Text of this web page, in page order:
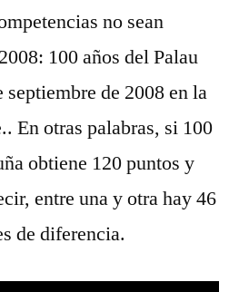
no sean
100 años del Palau
de 2008 en la
En otras palabras, si 100
obtiene 120 puntos y
entre una y otra hay 46
de diferencia.